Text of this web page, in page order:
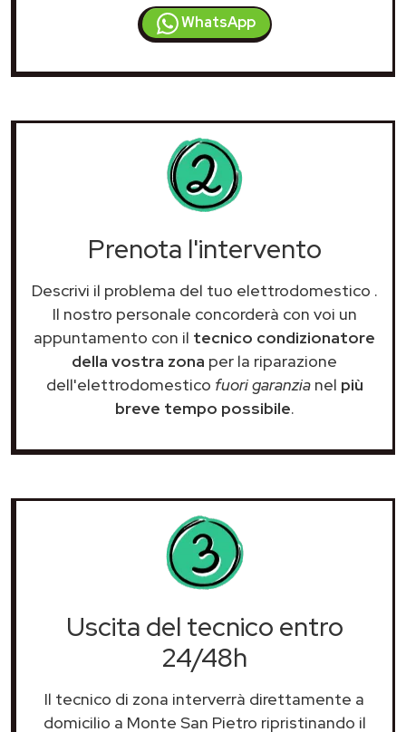
WhatsApp
Prenota l'intervento
Descrivi il problema del tuo elettrodomestico .
Il nostro personale concorderà con voi un
appuntamento con il tecnico condizionatore
della vostra zona per la riparazione
dell'elettrodomestico fuori garanzianel più
breve tempo possibile.
Uscita del tecnico entro
24/48h
Il tecnico di zona interverrà direttamente a
domicilio a Monte San Pietro ripristinando il